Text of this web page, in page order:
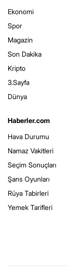
Ekonomi
Spor
Magazin
Son Dakika
Kripto
3.Sayfa
Dünya
Haberler.com
Hava Durumu
Namaz Vakitleri
Seçim Sonuçları
Şans Oyunları
Rüya Tabirleri
Yemek Tarifleri